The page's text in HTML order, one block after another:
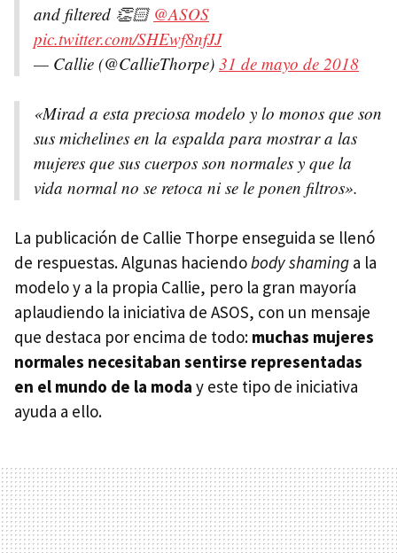
and filtered 👏🏻 @ASOS
pic.twitter.com/SHEwf8nfJJ
— Callie (@CallieThorpe) 31 de mayo de 2018
«Mirad a esta preciosa modelo y lo monos que son
sus michelines en la espalda para mostrar a las
mujeres que sus cuerpos son normales y que la
vida normal no se retoca ni se le ponen filtros».
La publicación de Callie Thorpe enseguida se llenó
de respuestas. Algunas haciendobody shaming a la
modelo y a la propia Callie, pero la gran mayoría
aplaudiendo la iniciativa de ASOS, con un mensaje
que destaca por encima de todo: muchas mujeres
normales necesitaban sentirse representadas
en el mundo de la moda y este tipo de iniciativa
ayuda a ello.